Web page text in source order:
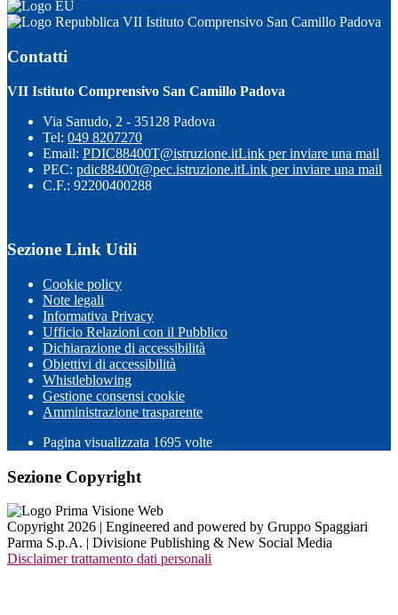
VII Istituto Comprensivo San Camillo Padova
Contatti
VII Istituto Comprensivo San Camillo Padova
Via Sanudo, 2 - 35128 Padova
Tel: 049 8207270
Email: PDIC88400T@istruzione.itLink per inviare una mail
PEC: pdic88400t@pec.istruzione.itLink per inviare una mail
C.F.: 92200400288
Sezione Link Utili
Cookie policy
Note legali
Informativa Privacy
Ufficio Relazioni con il Pubblico
Dichiarazione di accessibilità
Obiettivi di accessibilità
Whistleblowing
Gestione consensi cookie
Amministrazione trasparente
Pagina visualizzata 1695 volte
Sezione Copyright
Copyright 2026 | Engineered and powered by Gruppo Spaggiari
Parma S.p.A. | Divisione Publishing & New Social Media
Disclaimer trattamento dati personali